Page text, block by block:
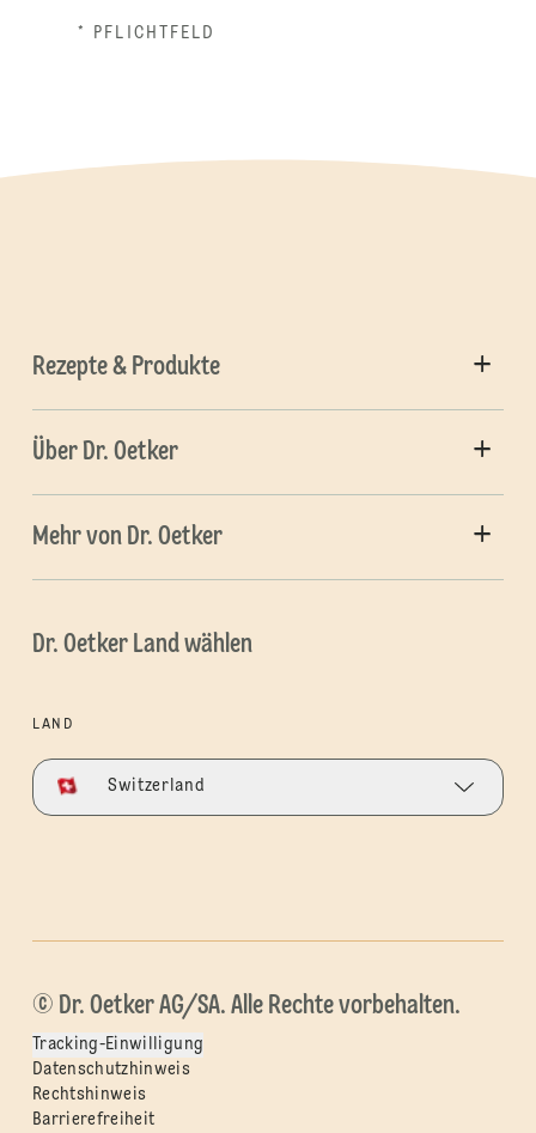
* PFLICHTFELD
Rezepte & Produkte
Über Dr. Oetker
Mehr von Dr. Oetker
Dr. Oetker Land wählen
LAND
Switzerland
© Dr. Oetker AG/SA. Alle Rechte vorbehalten.
Tracking-Einwilligung
Datenschutzhinweis
Rechtshinweis
Barrierefreiheit